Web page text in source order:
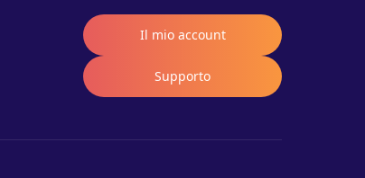
Il mio account
Supporto